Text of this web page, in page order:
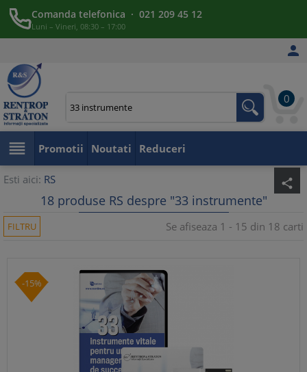
Comanda telefonica · 021 209 45 12
Luni – Vineri, 08:30 – 17:00

0
 Promotii Noutati Reduceri
Esti aici: RS share
18 produse RS despre "33 instrumente"
FILTRU Se afiseaza 1 - 15 din 18 carti
-15%